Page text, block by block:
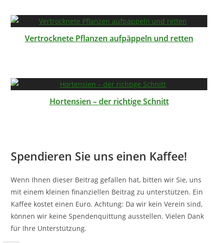
Vertrocknete Pflanzen aufpäppeln und retten
Hortensien – der richtige Schnitt
Spendieren Sie uns einen Kaffee!
Wenn Ihnen dieser Beitrag gefallen hat, bitten wir Sie, uns
mit einem kleinen finanziellen Beitrag zu unterstützen. Ein
Kaffee kostet einen Euro. Achtung: Da wir kein Verein sind,
können wir keine Spendenquittung ausstellen. Vielen Dank
für Ihre Unterstützung.